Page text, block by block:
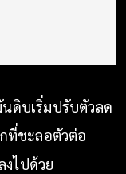
นดิบเริ่มปรับตัวลด
ที่ชะลอตัวต่อ
งไปด้วย